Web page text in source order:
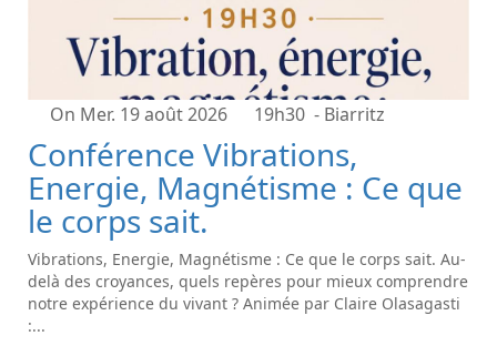
On Mer. 19 août 2026 19h30 - Biarritz
Conférence Vibrations,
Energie, Magnétisme : Ce que
le corps sait.
Vibrations, Energie, Magnétisme : Ce que le corps sait. Au-
delà des croyances, quels repères pour mieux comprendre
notre expérience du vivant ? Animée par Claire Olasagasti
:...